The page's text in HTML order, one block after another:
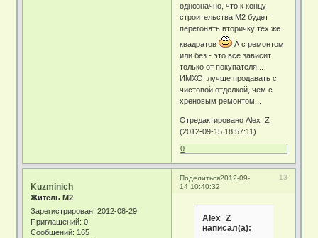
однозначно, что к концу
строительства М2 будет
перегонять вторичку тех же
квадратов
А с ремонтом
или без - это все зависит
только от покупателя...
ИМХО: лучше продавать с
чистовой отделкой, чем с
хреновым ремонтом...
Отредактировано Alex_Z
(2012-09-15 18:57:11)
0
Поделиться 13
2012-09-
14 10:40:32
Kuzminich
Житель М2
Зарегистрирован: 2012-08-29
Приглашений: 0
Сообщений: 165
Alex_Z
написал(а):